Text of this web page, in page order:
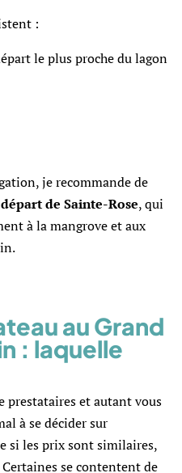
:
le plus proche du lagon
je recommande de
de Sainte-Rose, qui
à la mangrove et aux
au Grand
: laquelle
prestataires et autant vous
à se décider sur
si les prix sont similaires,
se contentent de